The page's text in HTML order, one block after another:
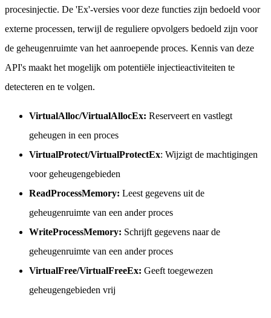
procesinjectie. De 'Ex'-versies voor deze functies zijn bedoeld voor
externe processen, terwijl de reguliere opvolgers bedoeld zijn voor
de geheugenruimte van het aanroepende proces. Kennis van deze
API's maakt het mogelijk om potentiële injectieactiviteiten te
detecteren en te volgen.
VirtualAlloc/VirtualAllocEx: Reserveert en vastlegt
geheugen in een proces
VirtualProtect/VirtualProtectEx: Wijzigt de machtigingen
voor geheugengebieden
ReadProcessMemory: Leest gegevens uit de
geheugenruimte van een ander proces
WriteProcessMemory: Schrijft gegevens naar de
geheugenruimte van een ander proces
VirtualFree/VirtualFreeEx: Geeft toegewezen
geheugengebieden vrij